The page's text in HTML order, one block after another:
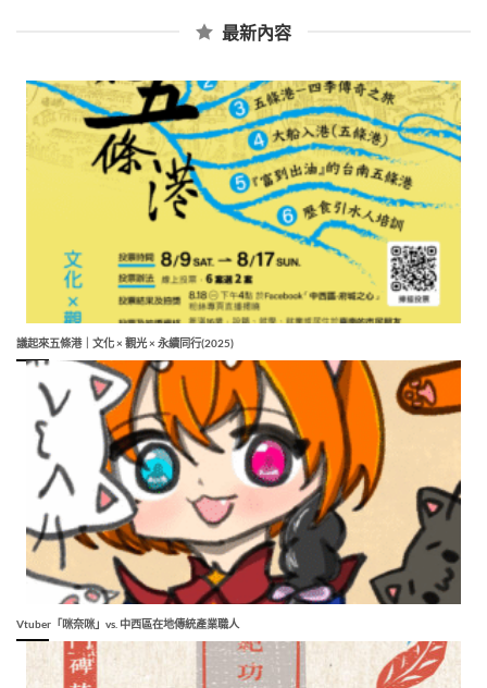
最新內容
議起來五條港｜文化 × 觀光 × 永續同行(2025)
Vtuber「咪奈咪」vs. 中西區在地傳統產業職人